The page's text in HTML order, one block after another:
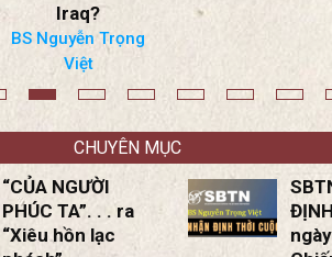
Nhóm Trao Đổi
Pháp Ngoại
Giao?
BS Nguyễn Trọng
CHUYÊN MỤC